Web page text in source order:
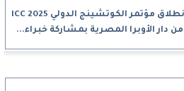
انطلاق مؤتمر الكوتشينج الدولي ICC 2025
من دار الأوبرا المصرية بمشاركة خبراء...